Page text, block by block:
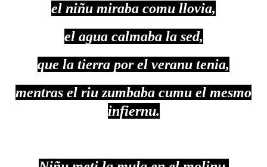
el niñu miraba comu llovia,
el agua calmaba la sed,
que la tierra por el veranu tenia,
mentras el riu zumbaba cumu el mesmo
infiernu.